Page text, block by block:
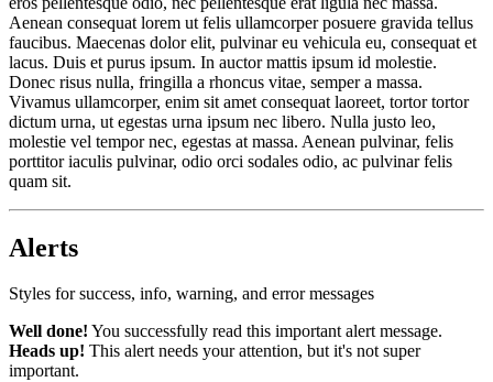
Aenean consequat lorem ut felis ullamcorper posuere gravida tellus
faucibus. Maecenas dolor elit, pulvinar eu vehicula eu, consequat et
lacus. Duis et purus ipsum. In auctor mattis ipsum id molestie.
Donec risus nulla, fringilla a rhoncus vitae, semper a massa.
Vivamus ullamcorper, enim sit amet consequat laoreet, tortor tortor
dictum urna, ut egestas urna ipsum nec libero. Nulla justo leo,
molestie vel tempor nec, egestas at massa. Aenean pulvinar, felis
porttitor iaculis pulvinar, odio orci sodales odio, ac pulvinar felis
quam sit.
Alerts
Styles for success, info, warning, and error messages
Well done! You successfully read this important alert message.
Heads up! This alert needs your attention, but it's not super
important.